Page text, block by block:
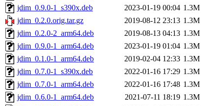
jdim_0.9.0-1_s390x.deb
2023-01-19 00:04 1.3M
jdim_0.2.0.orig.tar.gz
2019-08-12 23:13 1.3M
jdim_0.2.0-2_arm64.deb
2019-08-13 04:13 1.3M
jdim_0.9.0-1_arm64.deb
2023-01-19 01:04 1.3M
jdim_0.1.0-1_arm64.deb
2019-02-04 12:33 1.3M
jdim_0.7.0-1_s390x.deb
2022-01-16 17:29 1.3M
jdim_0.7.0-1_arm64.deb
2022-01-16 17:48 1.3M
jdim_0.6.0-1_arm64.deb
2021-07-11 18:19 1.3M